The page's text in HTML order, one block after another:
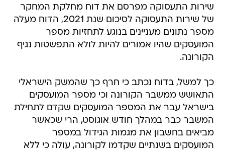
שירות התעסוקה מפרסם את דוח מחלקת המחקר
של שירות התעסוקה לסיכום שנת 2021, הדוח מעלה
מספר נתונים מעניינים בנוגע לתחזיות מספר
המועסקים שהיו אמורים להיות לולא התפשטות נגיף
הקורונה.
כך למשל, בדוח נכתב כי חרף כך שהמשק הישראלי
התאושש ממשבר הקורונה וכי מספר המועסקים
בישראל עבר את המספר המועסקים שקדם לתחילת
המשבר כבר במהלך חודש אוגוסט, הרי שכאשר
מביאים בחשבון את מגמות הגידול במספר
המועסקים בשנתיים שקדמו לקורונה, עולה כי ללא